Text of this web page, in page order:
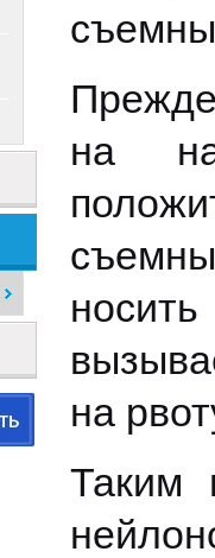
на
на
Таким